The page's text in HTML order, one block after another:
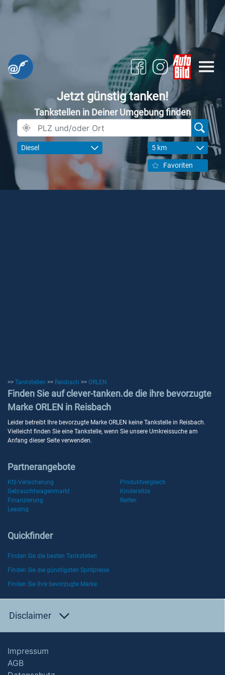
Jetzt günstig tanken!
Tankstellen in Deiner Umgebung finden
Diesel 5 km
Favoriten
>> Tankstellen >> Reisbach >> ORLEN
Finden Sie auf clever-tanken.de die ihre bevorzugte
Marke ORLEN in Reisbach
Leider betreibt Ihre bevorzugte Marke ORLEN keine Tankstelle in Reisbach.
Vielleicht finden Sie eine Tankstelle, wenn Sie unsere Umkreissuche am
Anfang dieser Seite verwenden.
Partnerangebote
Kfz-Versicherung
Produktvergleich
Gebrauchtwagenmarkt
Kindersitze
Finanzierung
Reifen
Leasing
Quickfinder
Finden Sie die besten Tankstellen
Finden Sie die günstigsten Spritpreise
Finden Sie Ihre bevorzugte Marke
Disclaimer
Impressum
AGB